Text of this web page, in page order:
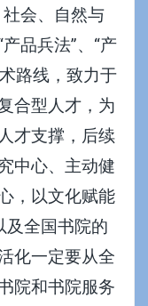
会、自然与
产品兵法”、 “产
路线，致力于
合型人才，为
才支撑，后续
中心、主动健
，以文化赋能
及全国书院的
化一定要从全
院和书院服务